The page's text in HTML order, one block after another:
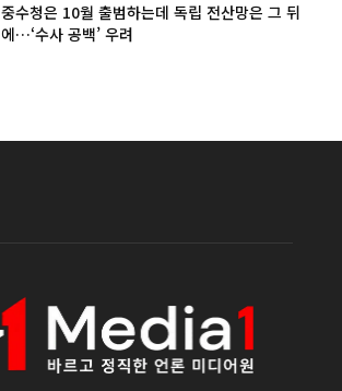
중수청은 10월 출범하는데 독립 전산망은 그 뒤
에…‘수사 공백’ 우려